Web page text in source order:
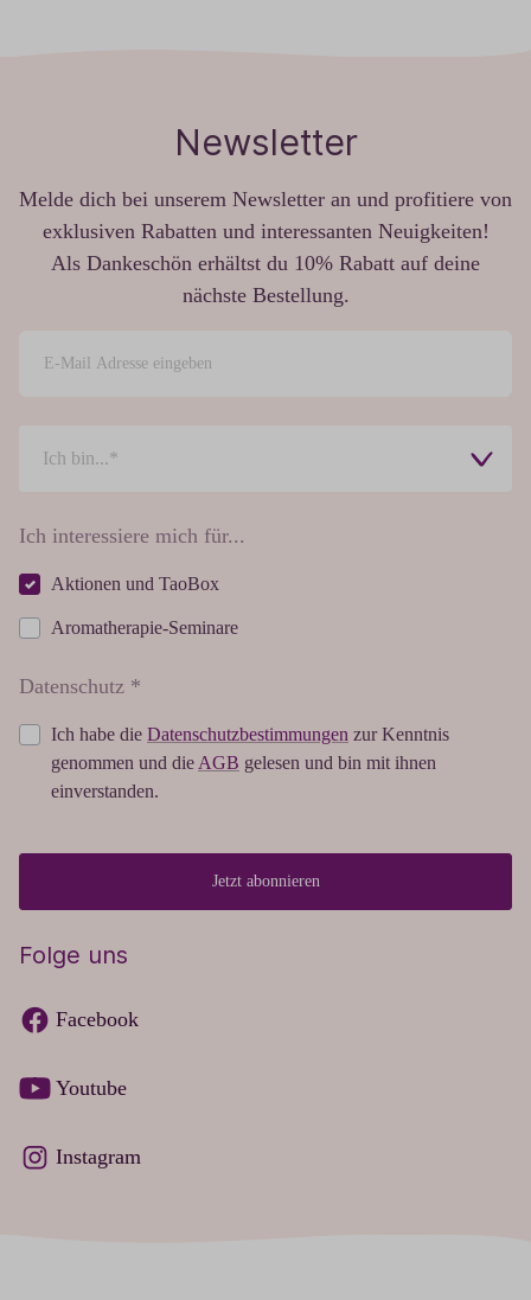
Newsletter
Melde dich bei unserem Newsletter an und profitiere von
exklusiven Rabatten und interessanten Neuigkeiten!
Als Dankeschön erhältst du 10% Rabatt auf deine
nächste Bestellung.
Ich interessiere mich für...
Aktionen und TaoBox
Aromatherapie-Seminare
Datenschutz *
Ich habe die Datenschutzbestimmungen zur Kenntnis
genommen und die AGB gelesen und bin mit ihnen
einverstanden.
Jetzt abonnieren
Folge uns
Facebook
Youtube
Instagram